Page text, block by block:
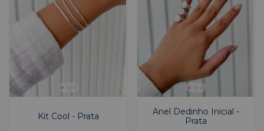
Kit Cool - Prata
Anel Dedinho Inicial -
Prata